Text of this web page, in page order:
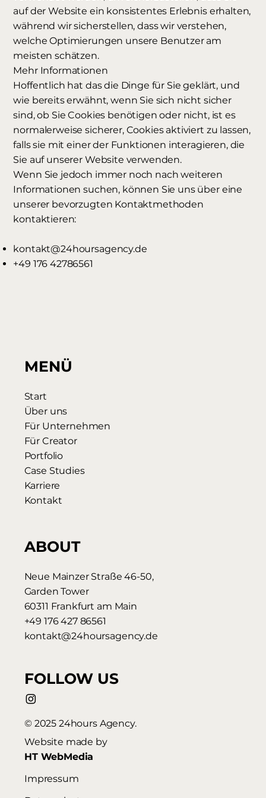
auf der Website ein konsistentes Erlebnis erhalten,
während wir sicherstellen, dass wir verstehen,
welche Optimierungen unsere Benutzer am
meisten schätzen.
Mehr Informationen
Hoffentlich hat das die Dinge für Sie geklärt, und
wie bereits erwähnt, wenn Sie sich nicht sicher
sind, ob Sie Cookies benötigen oder nicht, ist es
normalerweise sicherer, Cookies aktiviert zu lassen,
falls sie mit einer der Funktionen interagieren, die
Sie auf unserer Website verwenden.
Wenn Sie jedoch immer noch nach weiteren
Informationen suchen, können Sie uns über eine
unserer bevorzugten Kontaktmethoden
kontaktieren:
kontakt@24hoursagency.de
+49 176 42786561
ABOUT
Neue Mainzer Straße 46-50,
Garden Tower
60311 Frankfurt am Main
+49 176 427 86561
kontakt@24hoursagency.de
MENÜ
Start
Über uns
Für Unternehmen
Für Creator
Portfolio
Case Studies
Karriere
Kontakt
FOLLOW US
© 2025 24hours Agency.
Website made by
HT WebMedia
Impressum